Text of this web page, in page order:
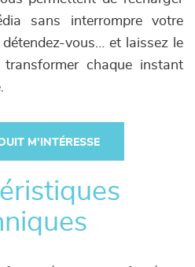
sans interrompre votre
vous… et laissez le
transformer chaque instant
M'INTÉRESSE